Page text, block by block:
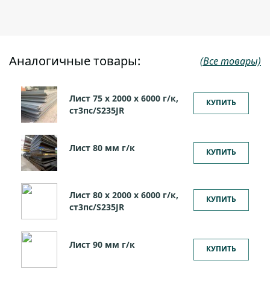
Аналогичные товары: (Все товары)
Лист 75 х 2000 х 6000 г/к,
ст3пс/S235JR
КУПИТЬ
Лист 80 мм г/к КУПИТЬ
Лист 80 х 2000 х 6000 г/к,
ст3пс/S235JR
КУПИТЬ
Лист 90 мм г/к КУПИТЬ